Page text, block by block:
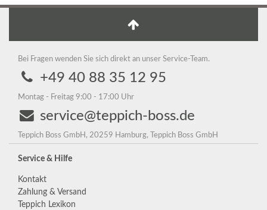
Bei Fragen wenden Sie sich direkt an unser Service-Team.
+49 40 88 35 12 95
Montag - Freitag 9:00 - 17:00 Uhr
service@teppich-boss.de
Teppich Boss GmbH, 20259 Hamburg, Teppich Boss GmbH
Service & Hilfe
Kontakt
Zahlung & Versand
Teppich Lexikon